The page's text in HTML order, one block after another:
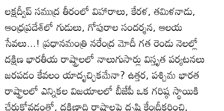
లక్షద్వీప్ సముద్ర తీరంలో విహారాలు, కేరళ, తమిళనాడు,
ఆంధ్రప్రదేశ్‌లో గుడులు, గోపురాల సందర్శన, ఆలయ
సేవలు...! ప్రధానమంత్రి నరేంద్ర మోదీ గత రెండు నెలల్లో
దక్షిణ భారతీయ రాష్ట్రాలలో నాలుగుసార్లు విస్తృత పర్యటనలు
జరపడం కేవలం యాదృచ్ఛికమేనా? ఉత్తర, పశ్చిమ భారత
రాష్ట్రాలలో ఎన్నికల విజయాలలో బీజేపీ ఒక గరిష్ఠ స్థాయికి
చేరుకోవడంతో, దక్షిణాది రాష్ట్రాలపై దృష్టి కేంద్రీకరించి,